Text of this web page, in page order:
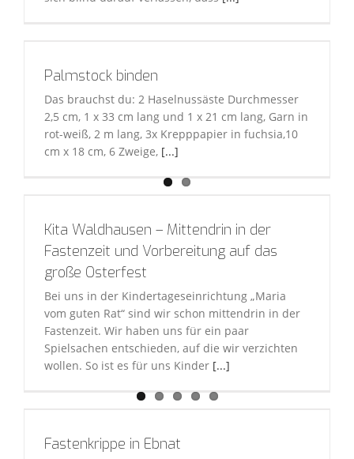
Palmstock binden
Das brauchst du: 2 Haselnussäste Durchmesser
2,5 cm, 1 x 33 cm lang und 1 x 21 cm lang, Garn in
rot-weiß, 2 m lang, 3x Krepppapier in fuchsia,10
cm x 18 cm, 6 Zweige, [...]
Kita Waldhausen – Mittendrin in der
Fastenzeit und Vorbereitung auf das
große Osterfest
Bei uns in der Kindertageseinrichtung „Maria
vom guten Rat“ sind wir schon mittendrin in der
Fastenzeit. Wir haben uns für ein paar
Spielsachen entschieden, auf die wir verzichten
wollen. So ist es für uns Kinder [...]
Fastenkrippe in Ebnat